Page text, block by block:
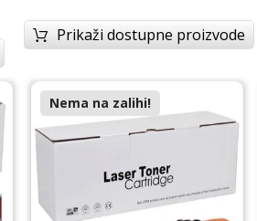
Prikaži dostupne proizvode
Nema na zalihi!